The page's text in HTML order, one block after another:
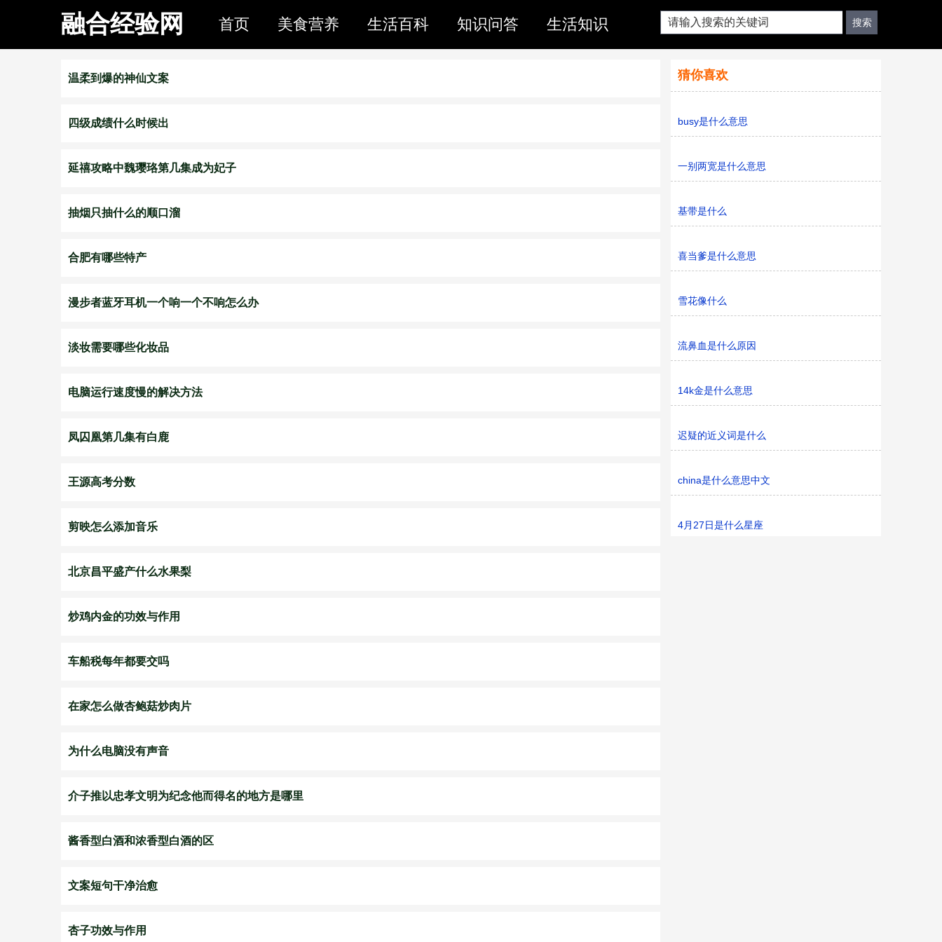
融合经验网 首页 美食营养 生活百科 知识问答 生活知识
温柔到爆的神仙文案
四级成绩什么时候出
延禧攻略中魏璎珞第几集成为妃子
抽烟只抽什么的顺口溜
合肥有哪些特产
漫步者蓝牙耳机一个响一个不响怎么办
淡妆需要哪些化妆品
电脑运行速度慢的解决方法
凤囚凰第几集有白鹿
王源高考分数
剪映怎么添加音乐
北京昌平盛产什么水果梨
炒鸡内金的功效与作用
车船税每年都要交吗
在家怎么做杏鲍菇炒肉片
为什么电脑没有声音
介子推以忠孝文明为纪念他而得名的地方是哪里
酱香型白酒和浓香型白酒的区
文案短句干净治愈
杏子功效与作用
猜你喜欢
busy是什么意思
一别两宽是什么意思
基带是什么
喜当爹是什么意思
雪花像什么
流鼻血是什么原因
14k金是什么意思
迟疑的近义词是什么
china是什么意思中文
4月27日是什么星座